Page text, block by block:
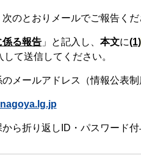
次のとおりメールでご報告く
係る報告 」と記入し、 本文に(1)
して送信してください。
メールアドレス（情報公表制
ら折り返しID・パスワード